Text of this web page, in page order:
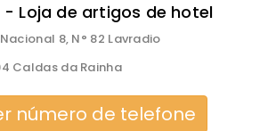
- Loja de artigos de hotel
8, N° 82 Lavradio
Caldas da Rainha
número de telefone